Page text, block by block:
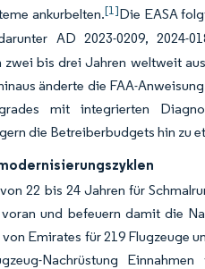
ankurbelten.[1]Die EASA
AD 2023-0209, 2024-
bis drei Jahren weltweit
änderte die FAA-
mit integrierten
die Betreiberbudgets hin zu
22 bis 24 Jahren für
und befeuern damit die
Emirates für 219 Flugzeuge
Nachrüstung